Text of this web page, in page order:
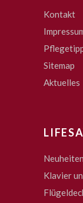
Kontakt
Sitemap
Aktuelles
Neuheiten
Klavier